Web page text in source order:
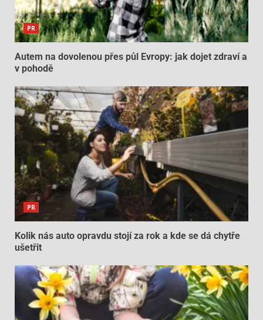
PR
Autem na dovolenou přes půl Evropy: jak dojet zdraví a
v pohodě
PR
Kolik nás auto opravdu stojí za rok a kde se dá chytře
ušetřit